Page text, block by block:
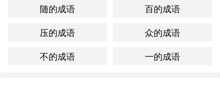
随的成语
百的成语
压的成语
众的成语
不的成语
一的成语